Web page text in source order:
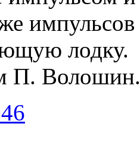
импульсов
лодку.
П. Волошин.